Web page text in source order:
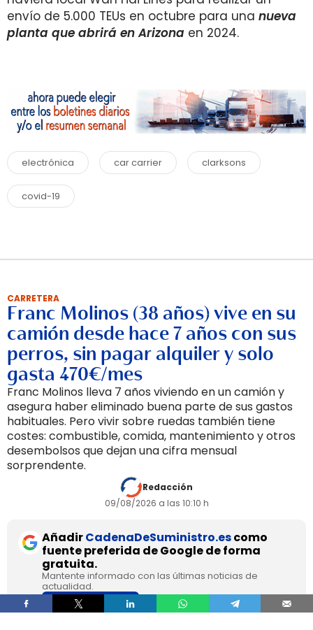
envío de 5.000 TEUs en octubre para una nueva
planta que abrirá en Arizona en 2024.
electrónica car carrier clarksons
covid-19
CARRETERA
Franc Molinos (38 años) vive en su
camión desde hace 7 años con sus
perros, sin pagar alquiler y solo
gasta 470€/mes
Franc Molinos lleva 7 años viviendo en un camión y
asegura haber eliminado buena parte de sus gastos
habituales. Pero vivir sobre ruedas también tiene
costes: combustible, comida, mantenimiento y otros
desembolsos que dejan una cifra mensual
sorprendente.
Redacción
09/08/2026 a las 10:10 h
AñadirCadenaDeSuministro.escomo
fuente preferida de Google de forma
gratuita.
Mantente informado con las últimas noticias de
actualidad.
ACTIVAR AHORA